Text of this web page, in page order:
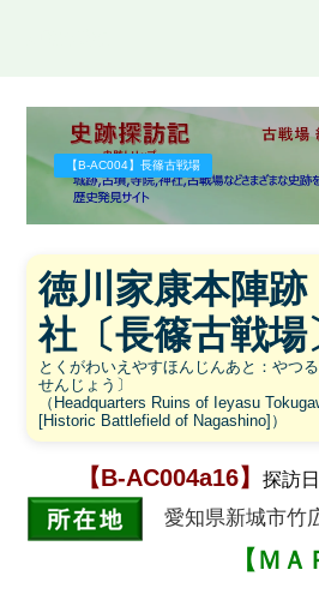
【B-AC004】長篠古戦場
徳川家康本陣跡
社〔長篠古戦場
とくがわいえやすほんじんあと：やつ
せんじょう〕
（Headquarters Ruins of Ieyasu
[Historic Battlefield of Nagashino]）
【B-AC004a16】 探訪日
愛知県新城市竹
【ＭＡＰ